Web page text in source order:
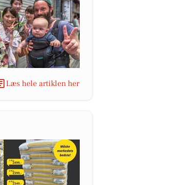
Læs hele artiklen her